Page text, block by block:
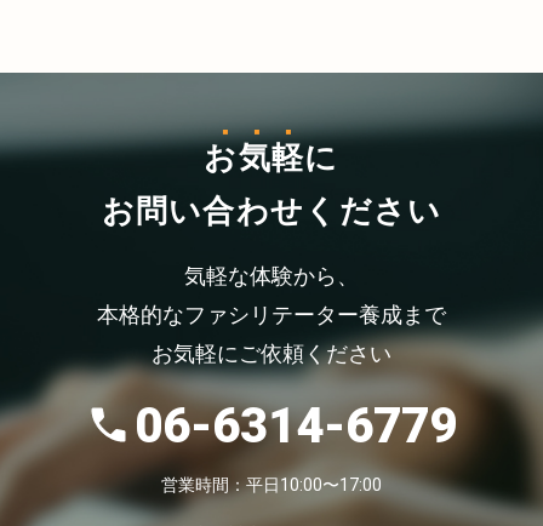
お気軽に
お問い合わせください
気軽な体験から、
本格的なファシリテーター養成まで
お気軽にご依頼ください
06-6314-6779
営業時間：平日10:00〜17:00